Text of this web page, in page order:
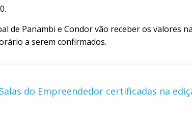
de Panambi e Condor vão receber os valores
a serem confirmados.
do Empreendedor certificadas na